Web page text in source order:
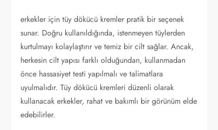
erkekler için tüy dökücü kremler pratik bir seçenek
sunar. Doğru kullanıldığında, istenmeyen tüylerden
kurtulmayı kolaylaştırır ve temiz bir cilt sağlar. Ancak,
herkesin cilt yapısı farklı olduğundan, kullanmadan
önce hassasiyet testi yapılmalı ve talimatlara
uyulmalıdır. Tüy dökücü kremleri düzenli olarak
kullanacak erkekler, rahat ve bakımlı bir görünüm elde
edebilirler.